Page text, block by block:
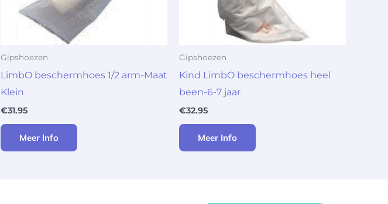
Gipshoezen
LimbO beschermhoes 1/2 arm-Maat
Klein
€31.95
Meer Info
Gipshoezen
Kind LimbO beschermhoes heel
been-6-7 jaar
€32.95
Meer Info